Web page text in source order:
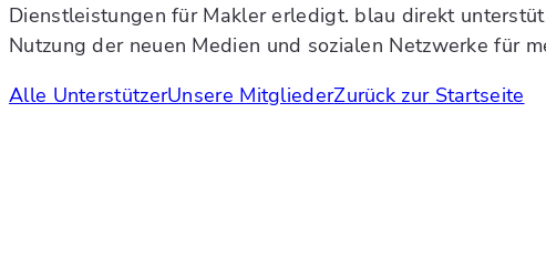
Dienstleistungen für Makler erledigt. blau direkt
Nutzung der neuen Medien und sozialen Netzwerke für
Alle UnterstützerUnsere MitgliederZurück zur Startseite